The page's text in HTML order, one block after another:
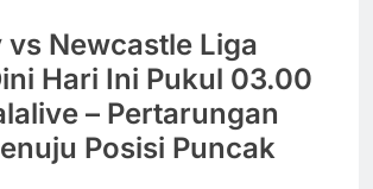
vs Newcastle Liga
Hari Ini Pukul 03.00
– Pertarungan
Posisi Puncak